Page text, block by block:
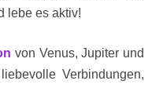
lebe es aktiv!
von Venus, Jupiter und
Verbindungen,